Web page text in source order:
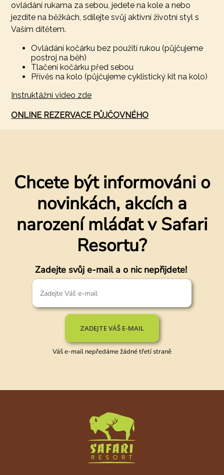
ovládání rukama za sebou, jedete na kole a nebo
jezdíte na běžkách, sdílejte svůj aktivní životní styl s
Vaším dítětem.
Ovládání kočárku bez použití rukou (půjčujeme
postroj na běh)
Tlačení kočárku před sebou
Přívěs na kolo (půjčujeme cyklistický kit na kolo)
Instruktážní video zde
ONLINE REZERVACE PŮJČOVNÉHO
Chcete být informováni o
novinkách, akcích a
narození mláďat v Safari
Resortu?
Zadejte svůj e-mail a o nic nepřijdete!
ZADEJTE VÁŠ E-MAIL
Váš e-mail nepředáme žádné třetí straně